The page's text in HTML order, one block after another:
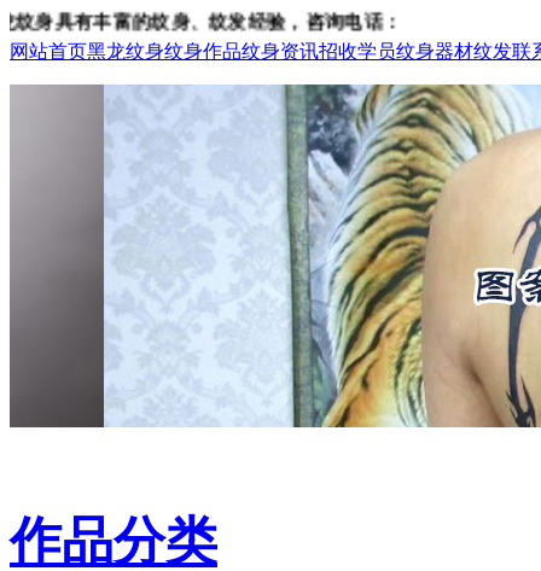
具有丰富的纹身、纹发经验，咨询电话：15933793218
网站首页黑龙纹身纹身作品纹身资讯招收学员纹身器材纹发联
作品分类